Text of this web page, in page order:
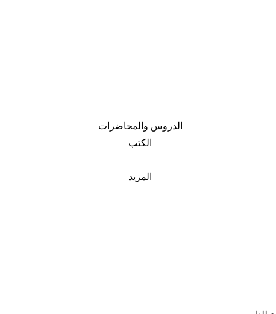
الدروس والمحاضرات
الكتب
المزيد